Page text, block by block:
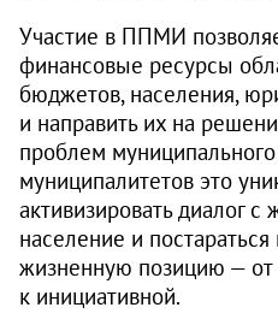
Участие в ППМИ
финансовые ресурсы
бюджетов, населения,
и направить их на
проблем
муниципалитетов это
активизировать диалог
население и постараться
жизненную позицию — от
к инициативной.